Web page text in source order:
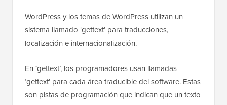
WordPress y los temas de WordPress utilizan un
sistema llamado ‘gettext’ para traducciones,
localización e internacionalización.
En ‘gettext’, los programadores usan llamadas
‘gettext’ para cada área traducible del software. Estas
son pistas de programación que indican que un texto